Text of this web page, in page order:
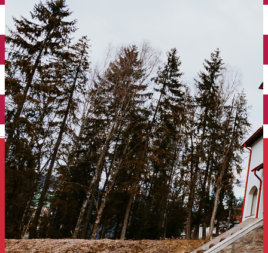
English
Închirieri auto
Închirieri de biciclete